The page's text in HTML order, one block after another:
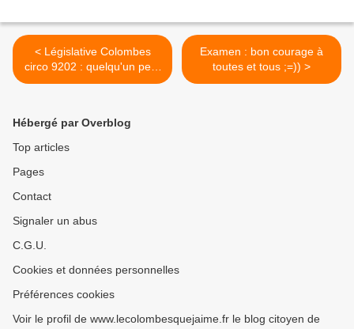
< Législative Colombes
circo 9202 : quelqu'un peut
me dire pourquoi il y a plein
Examen : bon courage à
toutes et tous ;=)) >
Hébergé par Overblog
Top articles
Pages
Contact
Signaler un abus
C.G.U.
Cookies et données personnelles
Préférences cookies
Voir le profil de www.lecolombesquejaime.fr le blog citoyen de